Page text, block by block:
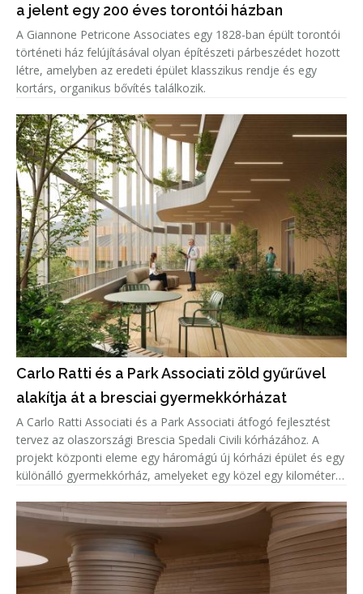
a jelent egy 200 éves torontói házban
A Giannone Petricone Associates egy 1828-ban épült torontói
történeti ház felújításával olyan építészeti párbeszédet hozott
létre, amelyben az eredeti épület klasszikus rendje és egy
kortárs, organikus bővítés találkozik.
Carlo Ratti és a Park Associati zöld gyűrűvel
alakítja át a bresciai gyermekkórházat
A Carlo Ratti Associati és a Park Associati átfogó fejlesztést
tervez az olaszországi Brescia Spedali Civili kórházához. A
projekt központi eleme egy háromágú új kórházi épület és egy
különálló gyermekkórház, amelyeket egy közel egy kilométer